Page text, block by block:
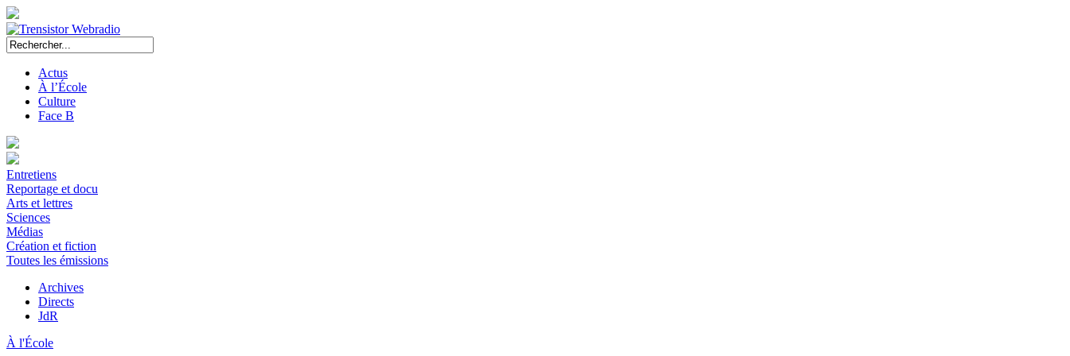
Actus
À l’École
Culture
Face B
Entretiens
Reportage et docu
Arts et lettres
Sciences
Médias
Création et fiction
Toutes les émissions
Archives
Directs
JdR
À l'École